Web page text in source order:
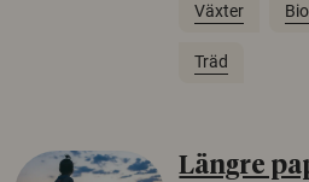
Växter
Träd
Längre